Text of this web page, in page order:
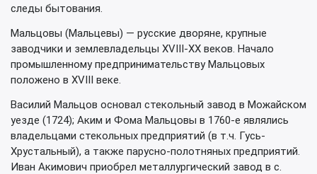
следы бытования.
Мальцовы (Мальцевы) — русские дворяне, крупные
заводчики и землевладельцы XVIII-XX веков. Начало
промышленному предпринимательству Мальцовых
положено в XVIII веке.
Василий Мальцов основал стекольный завод в Можайском
уезде (1724); Аким и Фома Мальцовы в 1760-е являлись
владельцами стекольных предприятий (в т.ч. Гусь-
Хрустальный), а также парусно-полотняных предприятий.
Иван Акимович приобрел металлургический завод в с.